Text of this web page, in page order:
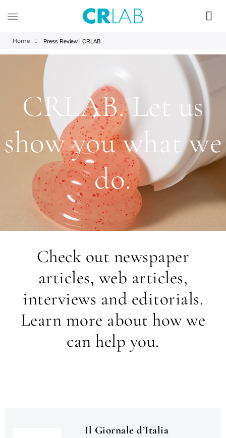
Home Press Review | CRLAB
CRLAB. Let us
show you what we
do.
Check out newspaper
articles, web articles,
interviews and editorials.
Learn more about how we
can help you.
Il Giornale d’Italia